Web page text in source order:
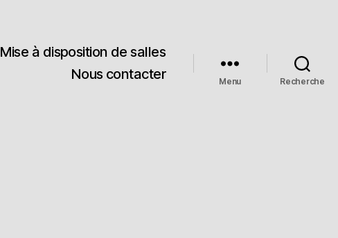
Mise à disposition de salles
Nous contacter
Menu Recherche